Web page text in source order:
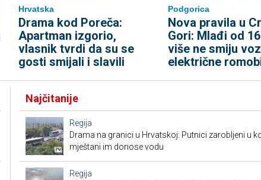
Hrvatska
Drama kod Poreča:
Apartman izgorio,
vlasnik tvrdi da su se
gosti smijali i slavili
Podgorica
Nova pravila u
Gori: Mlađi od
više ne smiju
električne
Najčitanije
Regija
Drama na granici u Hrvatskoj: Putnici zarobljeni u
mještani im donose vodu
Regija